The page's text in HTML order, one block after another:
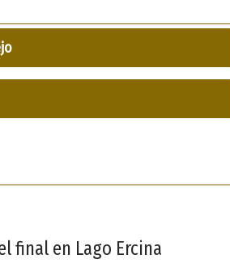
final en Lago Ercina